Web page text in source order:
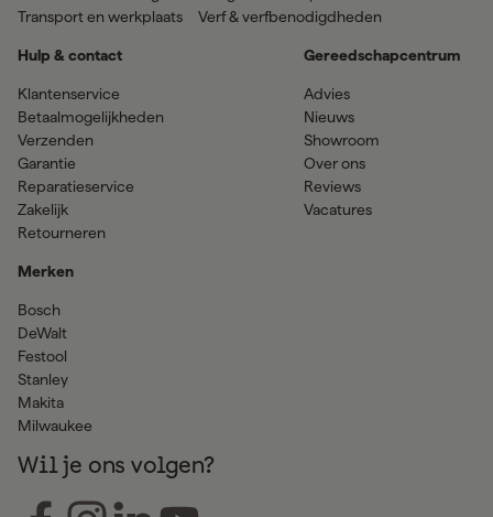
Transport en werkplaats
Verf & verfbenodigdheden
Hulp & contact
Klantenservice
Betaalmogelijkheden
Verzenden
Garantie
Reparatieservice
Zakelijk
Retourneren
Merken
Bosch
DeWalt
Festool
Stanley
Makita
Milwaukee
Gereedschapcentrum
Advies
Nieuws
Showroom
Over ons
Reviews
Vacatures
Wil je ons volgen?